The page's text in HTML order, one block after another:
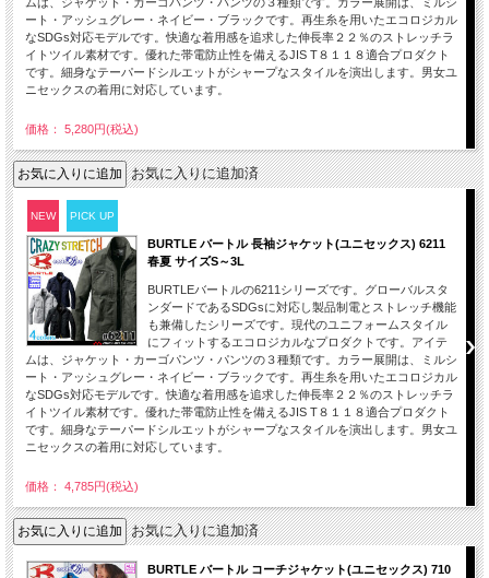
ート・アッシュグレー・ネイビー・ブラックです。再生糸を用いたエコロジカル
なSDGs対応モデルです。快適な着用感を追求した伸長率２２％のストレッチラ
イトツイル素材です。優れた帯電防止性を備えるJIS T８１１８適合プロダクト
です。細身なテーパードシルエットがシャープなスタイルを演出します。男女ユ
ニセックスの着用に対応しています。
価格： 5,280円(税込)
お気に入りに追加済
NEW PICK UP
BURTLE バートル 長袖ジャケット(ユニセックス) 6211
春夏 サイズS～3L
BURTLEバートルの6211シリーズです。グローバルスタ
ンダードであるSDGsに対応し製品制電とストレッチ機能
も兼備したシリーズです。現代のユニフォームスタイル
にフィットするエコロジカルなプロダクトです。アイテ
ムは、ジャケット・カーゴパンツ・パンツの３種類です。カラー展開は、ミルシ
ート・アッシュグレー・ネイビー・ブラックです。再生糸を用いたエコロジカル
なSDGs対応モデルです。快適な着用感を追求した伸長率２２％のストレッチラ
イトツイル素材です。優れた帯電防止性を備えるJIS T８１１８適合プロダクト
です。細身なテーパードシルエットがシャープなスタイルを演出します。男女ユ
ニセックスの着用に対応しています。
価格： 4,785円(税込)
お気に入りに追加済
BURTLE バートル コーチジャケット(ユニセックス) 710